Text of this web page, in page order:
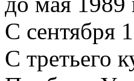
С сентября
С третьего